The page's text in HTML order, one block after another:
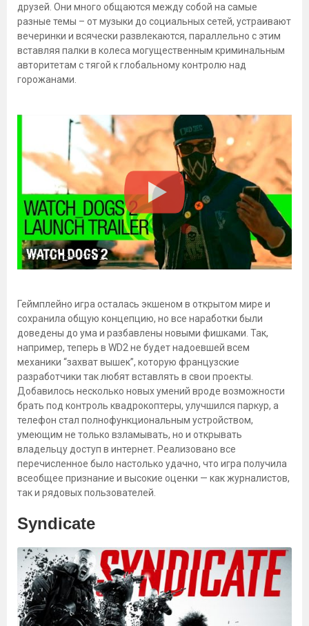
друзей. Они много общаются между собой на самые
разные темы – от музыки до социальных сетей, устраивают
вечеринки и всячески развлекаются, параллельно с этим
вставляя палки в колеса могущественным криминальным
авторитетам с тягой к глобальному контролю над
горожанами.
Геймплейно игра осталась экшеном в открытом мире и
сохранила общую концепцию, но все наработки были
доведены до ума и разбавлены новыми фишками. Так,
например, теперь в WD2 не будет надоевшей всем
механики “захват вышек”, которую французские
разработчики так любят вставлять в свои проекты.
Добавилось несколько новых умений вроде возможности
брать под контроль квадрокоптеры, улучшился паркур, а
телефон стал полнофункциональным устройством,
умеющим не только взламывать, но и открывать
владельцу доступ в интернет. Реализовано все
перечисленное было настолько удачно, что игра получила
всеобщее признание и высокие оценки — как журналистов,
так и рядовых пользователей.
Syndicate